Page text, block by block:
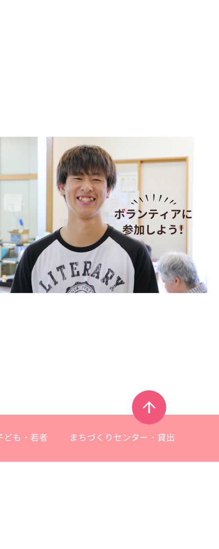
ボランティアに
参加しよう!
ども・若者 まちづくりセンター・貸出